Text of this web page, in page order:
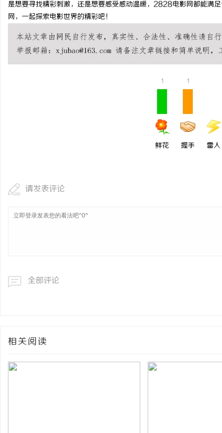
是想要寻找精彩刺激，还是想要感受感动温暖，2828电影网都能满
网，一起探索电影世界的精彩吧！
1
鲜花
1
握手 雷人
请发表评论
全部评论
相关阅读
防坠落垂直生命线在高